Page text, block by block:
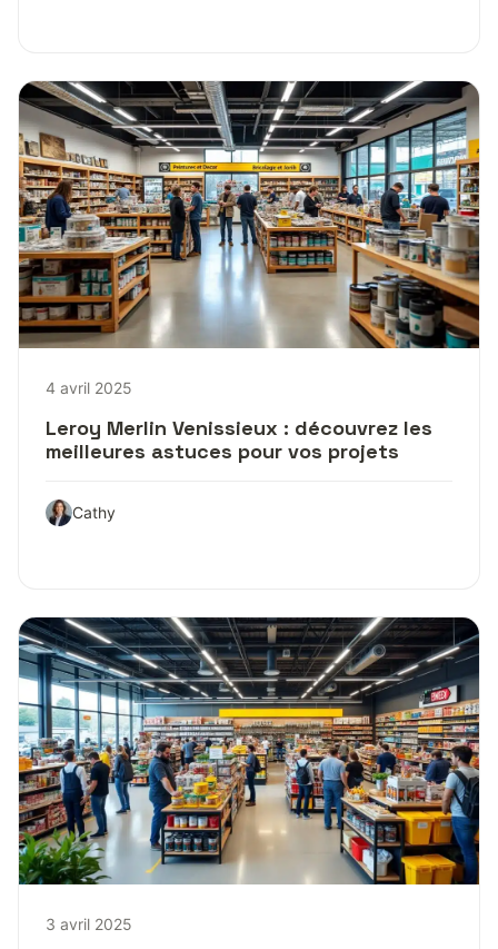
4 avril 2025
Leroy Merlin Venissieux : découvrez les
meilleures astuces pour vos projets
Cathy
3 avril 2025